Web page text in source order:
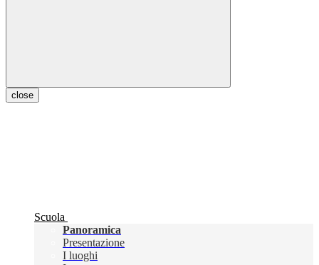
close
Scuola
Panoramica
Presentazione
I luoghi